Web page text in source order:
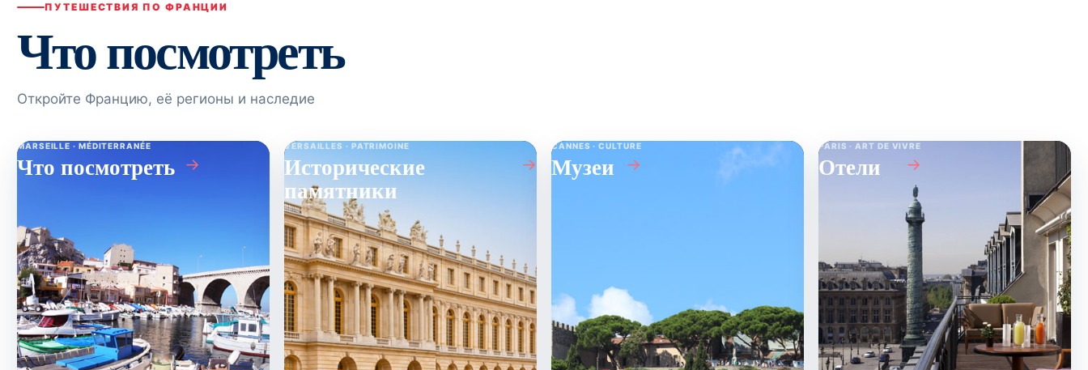
ПУТЕШЕСТВИЯ ПО ФРАНЦИИ
Что посмотреть
Откройте Францию, её регионы и наследие
MARSEILLE · MÉDITERRANÉE
Что посмотреть →
VERSAILLES · PATRIMOINE
Исторические
памятники
→
CANNES · CULTURE
Музеи →
PARIS · ART DE VIVRE
Отели →